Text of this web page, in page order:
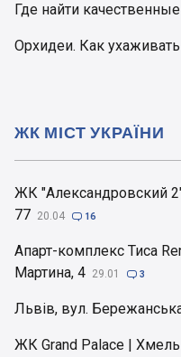
Где найти
Орхидеи. Как
ЖК "Александровский
77 20.04  16
Апарт-комплекс Тиса
Мартина, 4 29.01  3
Львів, вул.
ЖК Grand Palace |
ЖК МІСТ УКРАЇНИ